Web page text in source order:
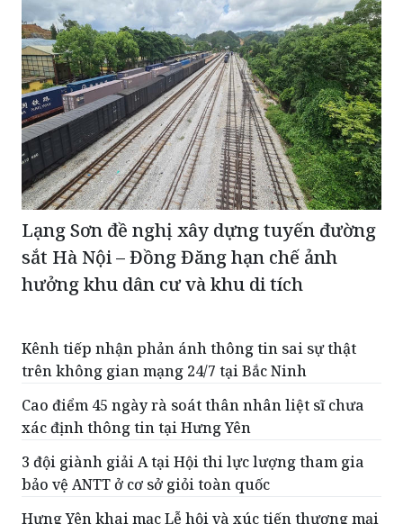
Lạng Sơn đề nghị xây dựng tuyến đường
sắt Hà Nội – Đồng Đăng hạn chế ảnh
hưởng khu dân cư và khu di tích
Kênh tiếp nhận phản ánh thông tin sai sự thật
trên không gian mạng 24/7 tại Bắc Ninh
Cao điểm 45 ngày rà soát thân nhân liệt sĩ chưa
xác định thông tin tại Hưng Yên
3 đội giành giải A tại Hội thi lực lượng tham gia
bảo vệ ANTT ở cơ sở giỏi toàn quốc
Hưng Yên khai mạc Lễ hội và xúc tiến thương mại